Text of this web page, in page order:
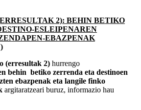
2): BEHIN BETIKO
ESLEIPENAREN
EBAZPENAK
(erresultak 2) hurrengo
behin betiko zerrenda eta destinoen
ebazpenak eta langile finko
argitaratzeari buruz, informazio hau